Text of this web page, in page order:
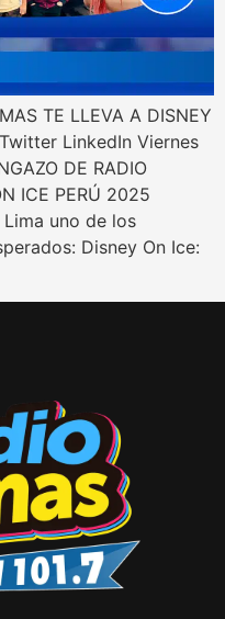
TE LLEVA A DISNEY
LinkedIn Viernes
DE RADIO
ICE PERÚ 2025
Lima uno de los
Disney On Ice: